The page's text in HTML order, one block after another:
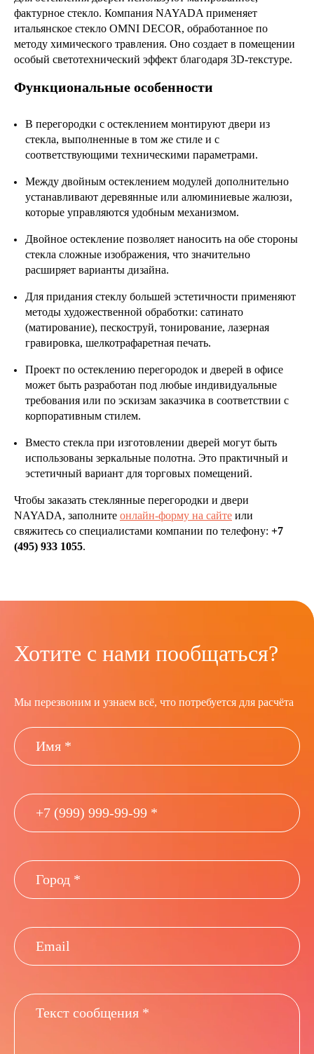
фактурное стекло. Компания NAYADA применяет
итальянское стекло OMNI DECOR, обработанное по
методу химического травления. Оно создает в помещении
особый светотехнический эффект благодаря 3D-текстуре.
Функциональные особенности
В перегородки с остеклением монтируют двери из
стекла, выполненные в том же стиле и с
соответствующими техническими параметрами.
Между двойным остеклением модулей дополнительно
устанавливают деревянные или алюминиевые жалюзи,
которые управляются удобным механизмом.
Двойное остекление позволяет наносить на обе стороны
стекла сложные изображения, что значительно
расширяет варианты дизайна.
Для придания стеклу большей эстетичности применяют
методы художественной обработки: сатинато
(матирование), пескоструй, тонирование, лазерная
гравировка, шелкотрафаретная печать.
Проект по остеклению перегородок и дверей в офисе
может быть разработан под любые индивидуальные
требования или по эскизам заказчика в соответствии с
корпоративным стилем.
Вместо стекла при изготовлении дверей могут быть
использованы зеркальные полотна. Это практичный и
эстетичный вариант для торговых помещений.
Чтобы заказать стеклянные перегородки и двери
NAYADA, заполните онлайн-форму на сайте или
свяжитесь со специалистами компании по телефону: +7
(495) 933 1055.
Хотите с нами пообщаться?
Мы перезвоним и узнаем всё, что потребуется для расчёта